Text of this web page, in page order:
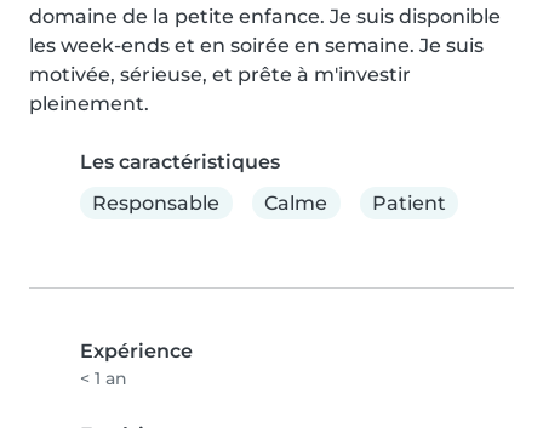
domaine de la petite enfance. Je suis disponible
les week-ends et en soirée en semaine. Je suis
motivée, sérieuse, et prête à m'investir
pleinement.
Les caractéristiques
Responsable
Calme Patient
Expérience
< 1 an